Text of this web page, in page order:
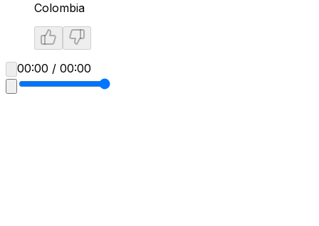
Colombia
00:00 / 00:00